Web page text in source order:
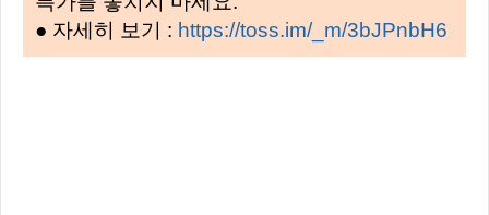
● 자세히 보기 : https://toss.im/_m/3bJPnbH6